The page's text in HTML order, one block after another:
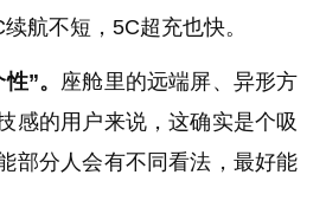
航不短，5C超充也快。
”。 座舱里的远端屏、异形方
感的用户来说，这确实是个吸
部分人会有不同看法，最好能